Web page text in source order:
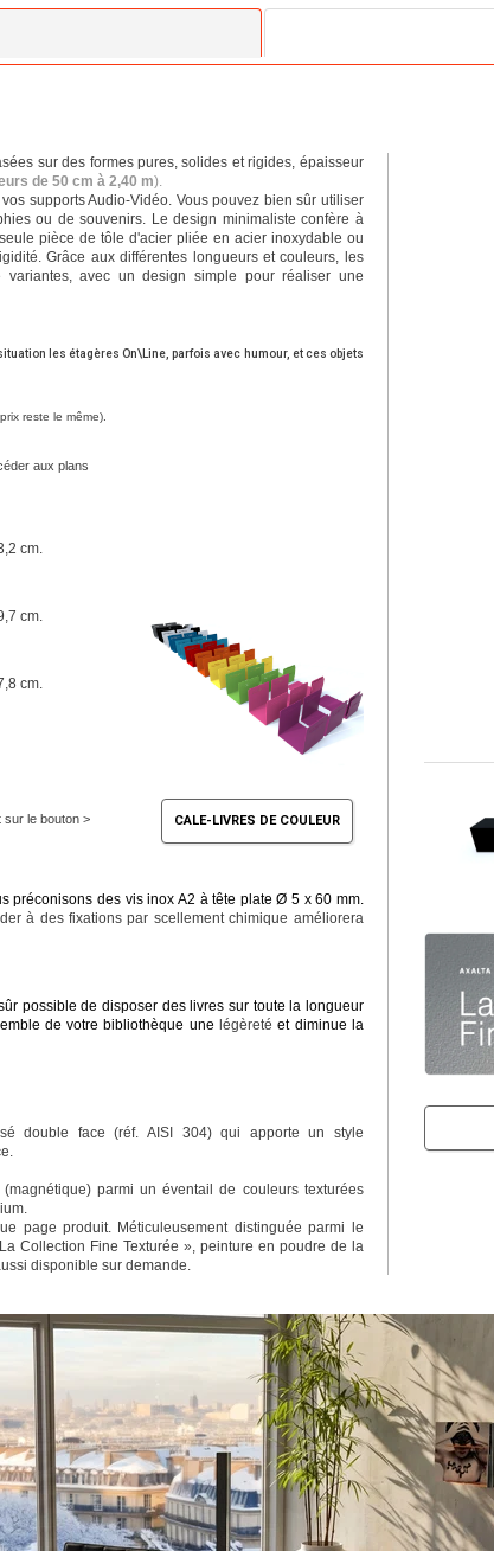
sur des formes pures, solides et rigides, épaisseur
de 50 cm à 2,40 m).
supports Audio-Vidéo. Vous pouvez bien sûr utiliser
ou de souvenirs. Le design minimaliste confère à
pièce de tôle d'acier pliée en acier inoxydable ou
Grâce aux différentes longueurs et couleurs, les
variantes, avec un design simple pour réaliser une
les étagères On\Line, parfois avec humour, et ces objets
reste le même).
aux plans
cm.
cm.
cm.
sur le bouton >
CALE-LIVRES DE COULEUR
préconisons des vis inox A2 à tête plate Ø 5 x 60 mm.
à des fixations par scellement chimique améliorera
possible de disposer des livres sur toute la longueur
de votre bibliothèque une légèreté et diminue la
double face (réf. AISI 304) qui apporte un style
parmi un éventail de couleurs texturées
page produit. Méticuleusement distinguée parmi le
Collection Fine Texturée », peinture en poudre de la
disponible sur demande.